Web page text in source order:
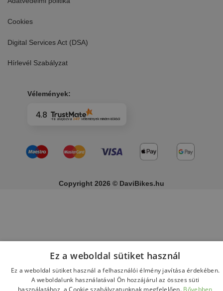
Cookies
Digital Services Act (DSA)
Hírlevél Szabályzat
Vélemények:
4.8 -ra alapozva 3417 véleményekminden időkből
Copyright 2026 © DaviBikes.hu
Ez a weboldal sütiket használ
Ez a weboldal sütiket használ a felhasználói élmény javítása érdekében.
A weboldalunk használatával Ön hozzájárul az összes süti
használatához, a Cookie szabályzatunknak megfelelően. Bővebben